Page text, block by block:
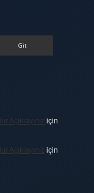
Açıklayınız için
Açıklayınız için